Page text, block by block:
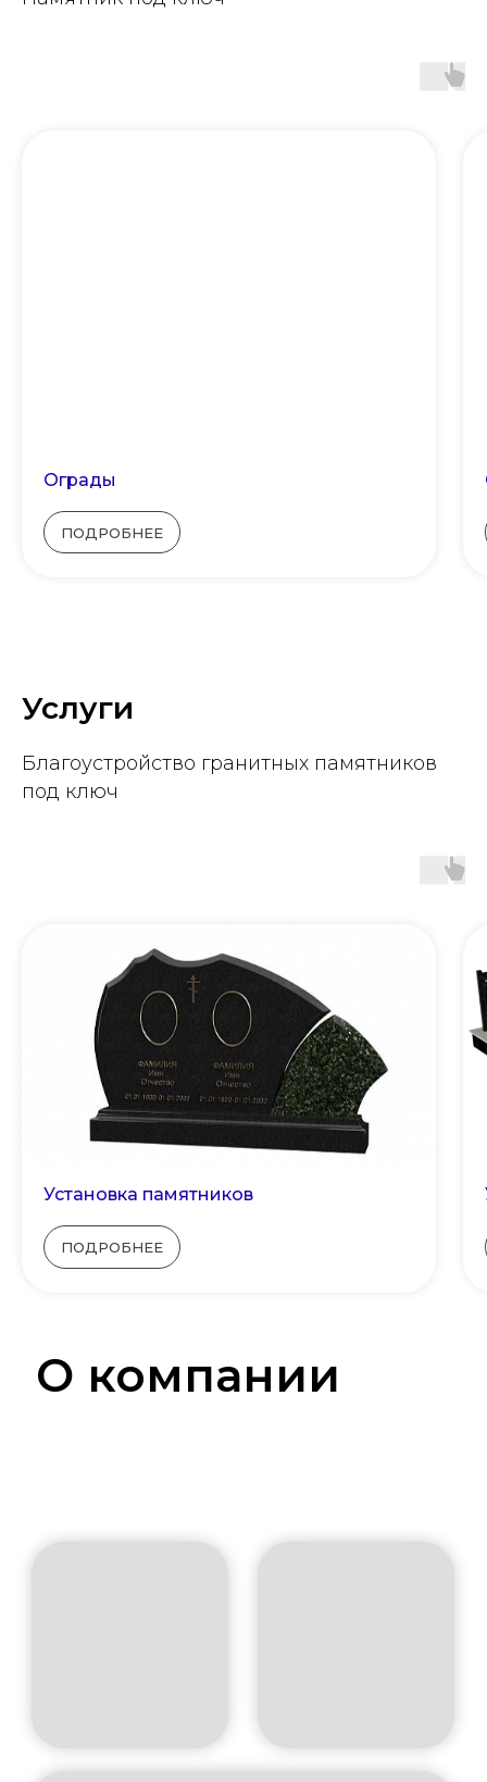
Ограды
ПОДРОБНЕЕ
Услуги
Благоустройство гранитных памятников
под ключ
Установка памятников
ПОДРОБНЕЕ
О компании